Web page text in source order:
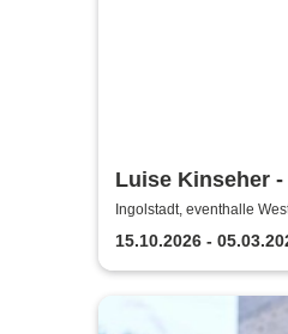
Luise Kinseher
Bavary - Endlich
Ingolstadt, eventhalle
15.10.2026 -